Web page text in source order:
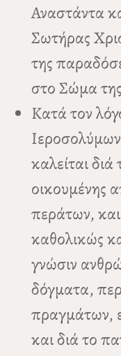
Αναστάντα
Σωτήρας
της
στο Σώμα
Κατά τον
καλείται
οικουμένης
περάτων, και
καθολικώς
γνώσιν
δόγματα,
πραγμάτων,
και διά το